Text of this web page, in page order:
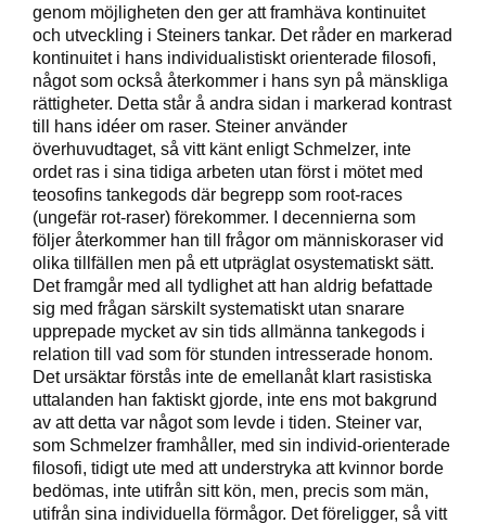
genom möjligheten den ger att framhäva kontinuitet
och utveckling i Steiners tankar. Det råder en markerad
kontinuitet i hans individualistiskt orienterade filosofi,
något som också återkommer i hans syn på mänskliga
rättigheter. Detta står å andra sidan i markerad kontrast
till hans idéer om raser. Steiner använder
överhuvudtaget, så vitt känt enligt Schmelzer, inte
ordet ras i sina tidiga arbeten utan först i mötet med
teosofins tankegods där begrepp som root-races
(ungefär rot-raser) förekommer. I decennierna som
följer återkommer han till frågor om människoraser vid
olika tillfällen men på ett utpräglat osystematiskt sätt.
Det framgår med all tydlighet att han aldrig befattade
sig med frågan särskilt systematiskt utan snarare
upprepade mycket av sin tids allmänna tankegods i
relation till vad som för stunden intresserade honom.
Det ursäktar förstås inte de emellanåt klart rasistiska
uttalanden han faktiskt gjorde, inte ens mot bakgrund
av att detta var något som levde i tiden. Steiner var,
som Schmelzer framhåller, med sin individ-orienterade
filosofi, tidigt ute med att understryka att kvinnor borde
bedömas, inte utifrån sitt kön, men, precis som män,
utifrån sina individuella förmågor. Det föreligger, så vitt